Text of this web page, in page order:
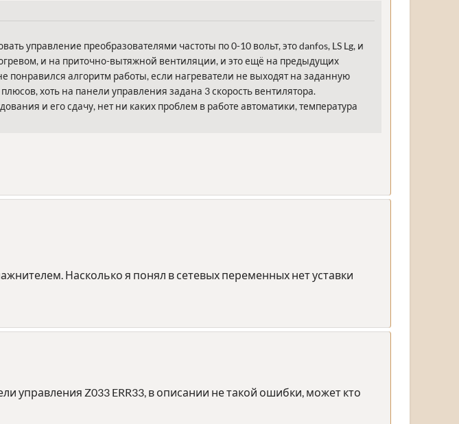
управление преобразователями частоты по 0-10 вольт, это danfos, LS Lg, и
и на приточно-вытяжной вентиляции, и это ещё на предыдущих
понравился алгоритм работы, если нагреватели не выходят на заданную
хоть на панели управления задана 3 скорость вентилятора.
и его сдачу, нет ни каких проблем в работе автоматики, температура
Насколько я понял в сетевых переменных нет уставки
управления Z033 ERR33, в описании не такой ошибки, может кто